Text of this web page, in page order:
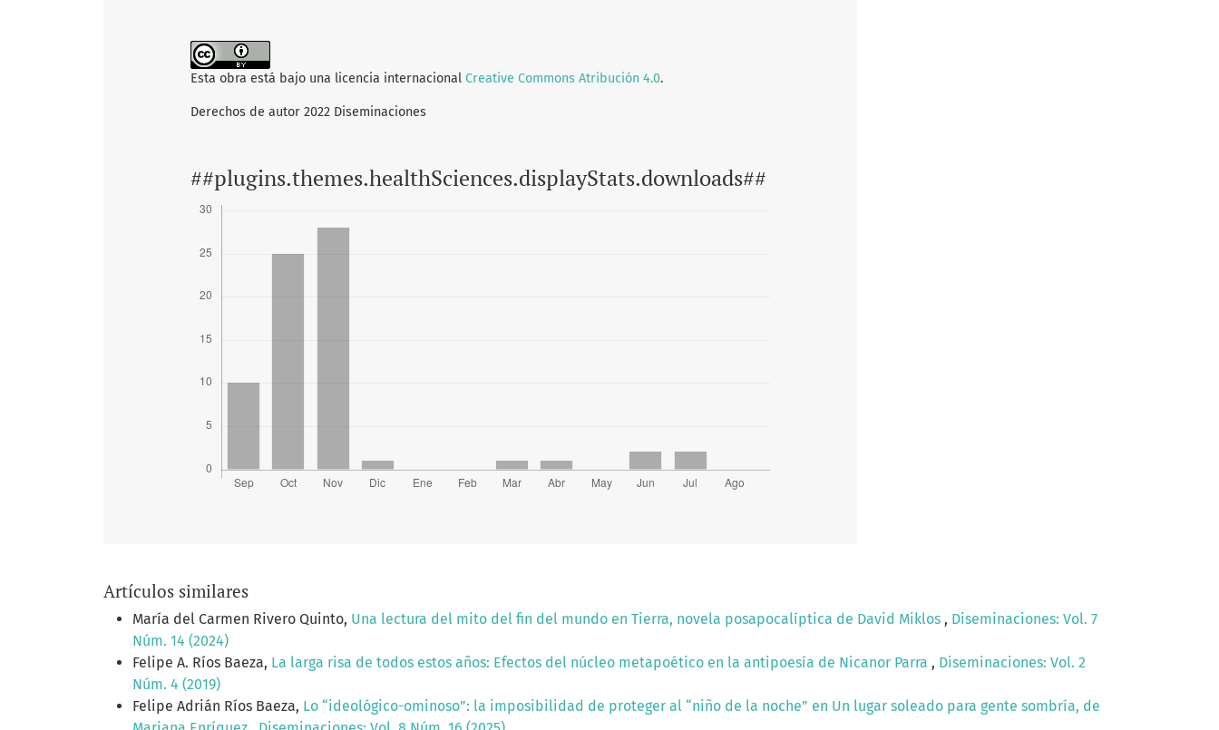
Esta obra está bajo una licencia internacional Creative Commons Atribución 4.0.
Derechos de autor 2022 Diseminaciones
##plugins.themes.healthSciences.displayStats.downloads##
Artículos similares
María del Carmen Rivero Quinto, Una lectura del mito del fin del mundo en Tierra, novela posapocalíptica de David Miklos , Diseminaciones: Vol. 7
Núm. 14 (2024)
Felipe A. Ríos Baeza, La larga risa de todos estos años: Efectos del núcleo metapoético en la antipoesía de Nicanor Parra , Diseminaciones: Vol. 2
Núm. 4 (2019)
Felipe Adrián Ríos Baeza, Lo “ideológico-ominoso”: la imposibilidad de proteger al “niño de la noche” en Un lugar soleado para gente sombría, de